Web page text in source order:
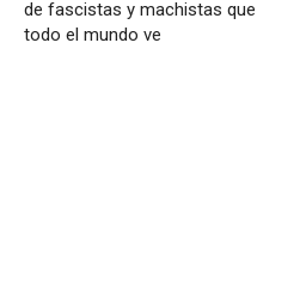
de fascistas y machistas que
todo el mundo ve